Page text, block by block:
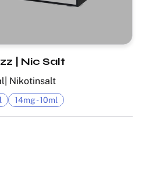
| Nic Salt
Nikotinsalt
14mg - 10ml